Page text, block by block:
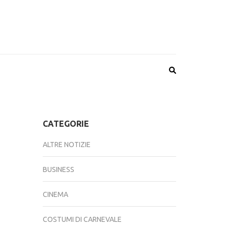
CATEGORIE
ALTRE NOTIZIE
BUSINESS
CINEMA
COSTUMI DI CARNEVALE